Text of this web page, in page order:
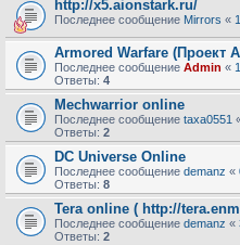
http://x5.aionstark.ru/
Последнее сообщение Mirrors «
Armored Warfare (Проект
Последнее сообщение Admin «
Ответы: 4
Mechwarrior online
Последнее сообщение taxa0551
Ответы: 2
DC Universe Online
Последнее сообщение demanz «
Ответы: 8
Tera online ( http://
Последнее сообщение demanz «
Ответы: 2